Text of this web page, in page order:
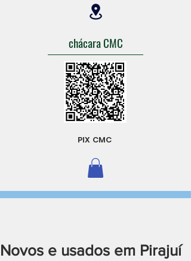
chácara CMC
PIX CMC
Novos e usados em Pirajuí